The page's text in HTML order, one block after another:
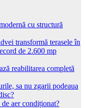
cu structură
transformă terasele în
de 2.600 mp
reabilitarea completă
sa nu zgarii podeaua
aer condiționat?